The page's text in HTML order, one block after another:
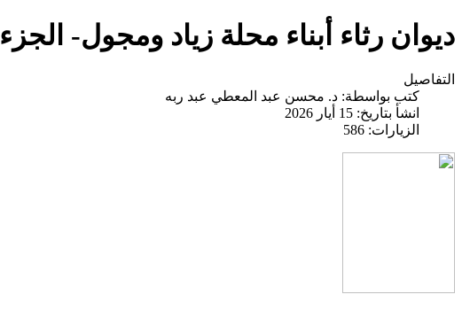
ديوان رثاء أبناء محلة زياد ومجول- الجزء 16
التفاصيل
كتب بواسطة: د. محسن عبد المعطي عبد ربه
انشأ بتاريخ: 15 أيار 2026
الزيارات: 586